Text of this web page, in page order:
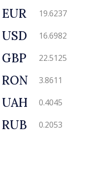
EUR 19.6237
USD 16.6982
GBP 22.5125
RON 3.8611
UAH 0.4045
RUB 0.2053